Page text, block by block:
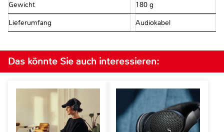
Gewicht 180 g
Lieferumfang Audiokabel
Das könnte Sie auch interessieren: